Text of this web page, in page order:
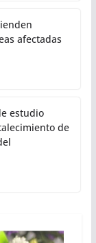
afectadas
estudio
de